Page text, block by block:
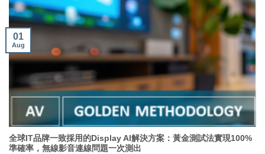
全球IT品牌一致採用的Display AI解決方案：黃金測試法實現100%
準確率，無線影音連線問題一次測出
01
Aug